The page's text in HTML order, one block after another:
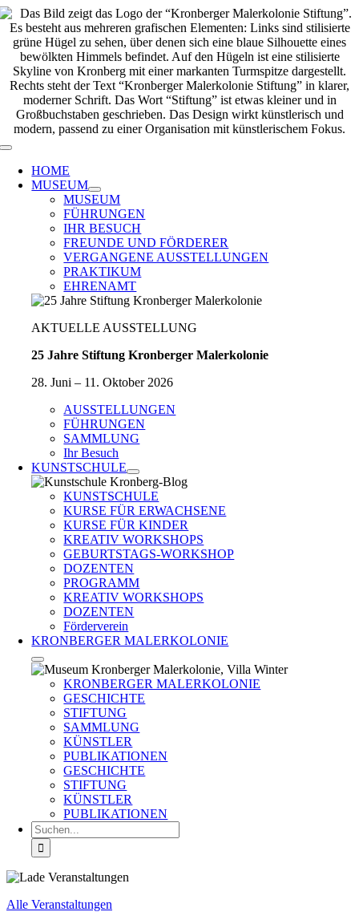
Zum
Inhalt
springen
Toggle
Navigation
HOME
MUSEUM
MUSEUM
FÜHRUNGEN
IHR BESUCH
FREUNDE UND FÖRDERER
VERGANGENE AUSSTELLUNGEN
PRAKTIKUM
EHRENAMT
AKTUELLE AUSSTELLUNG
25 Jahre Stiftung Kronberger Malerkolonie
28. Juni – 11. Oktober 2026
AUSSTELLUNGEN
FÜHRUNGEN
SAMMLUNG
Ihr Besuch
KUNSTSCHULE
KUNSTSCHULE
KURSE FÜR ERWACHSENE
KURSE FÜR KINDER
KREATIV WORKSHOPS
GEBURTSTAGS-WORKSHOP
DOZENTEN
PROGRAMM
KREATIV WORKSHOPS
DOZENTEN
Förderverein
KRONBERGER MALERKOLONIE
KRONBERGER MALERKOLONIE
GESCHICHTE
STIFTUNG
SAMMLUNG
KÜNSTLER
PUBLIKATIONEN
GESCHICHTE
STIFTUNG
KÜNSTLER
PUBLIKATIONEN
Suche
nach:
Alle Veranstaltungen